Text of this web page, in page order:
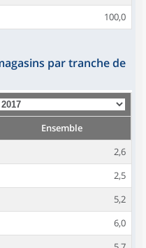
100,0
par tranche de
Ensemble
2,6
2,5
5,2
6,0